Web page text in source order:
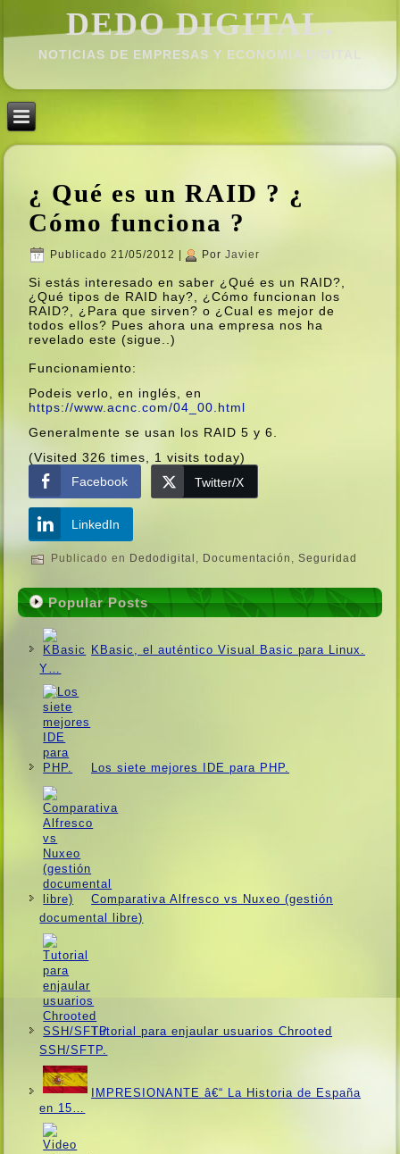
DEDO DIGITAL.
NOTICIAS DE EMPRESAS Y ECONOMÍ­A DIGITAL
¿ Qué es un RAID ? ¿
Cómo funciona ?
Publicado 21/05/2012 Por Javier
Si estás interesado en saber ¿Qué es un RAID?,
¿Qué tipos de RAID hay?, ¿Cómo funcionan los
RAID?, ¿Para que sirven? o ¿Cual es mejor de
todos ellos? Pues ahora una empresa nos ha
revelado este (sigue..)
Funcionamiento:
Podeis verlo, en inglés, en
https://www.acnc.com/04_00.html
Generalmente se usan los RAID 5 y 6.
(Visited 326 times, 1 visits today)
Facebook
Twitter/X
LinkedIn
Publicado en Dedodigital , Documentación ,Seguridad
Popular Posts
KBasic, el auténtico Visual Basic para Linux.
Y…
Los siete mejores IDE para PHP.
Comparativa Alfresco vs Nuxeo (gestión
documental libre)
Tutorial para enjaular usuarios Chrooted
SSH/SFTP.
IMPRESIONANTE â€“ La Historia de España
en 15…